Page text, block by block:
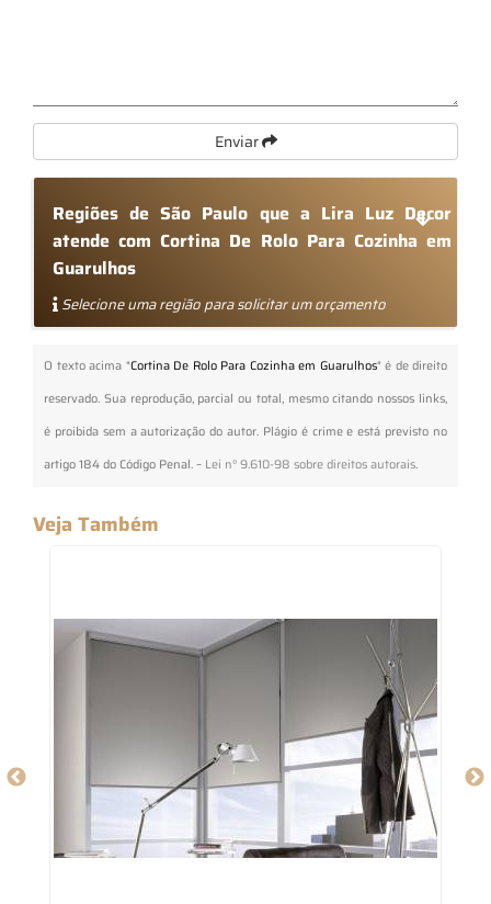
Enviar
Regiões de São Paulo que a Lira Luz Decor
atende com Cortina De Rolo Para Cozinha em
Guarulhos
Selecione uma região para solicitar um orçamento
O texto acima "Cortina De Rolo Para Cozinha em Guarulhos" é de direito
reservado. Sua reprodução, parcial ou total, mesmo citando nossos links,
é proibida sem a autorização do autor. Plágio é crime e está previsto no
artigo 184 do Código Penal. – Lei n° 9.610-98 sobre direitos autorais.
Veja Também